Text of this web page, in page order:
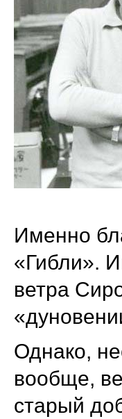
Именно
«Гибли».
ветра
Однако,
вообще,
старый